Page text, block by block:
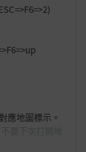
應地圖標示。